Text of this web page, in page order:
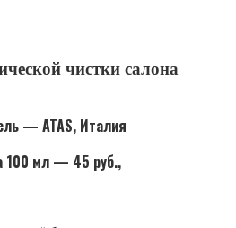
чистки салона
— ATAS, Италия
100 мл — 45 руб.,